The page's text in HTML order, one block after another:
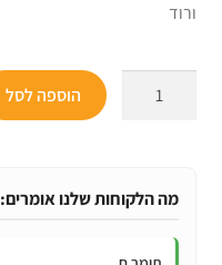
ורוד
חשמלי
עם
הוספה לסל
מה הלקוחות שלנו אומרים: